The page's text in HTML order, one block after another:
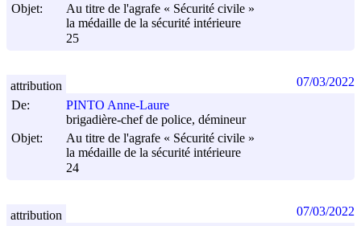
Objet:
Au titre de l'agrafe « Sécurité civile »
la médaille de la sécurité intérieure
25
De:
PINTO Anne-Laure
brigadière-chef de police, démineur
Objet:
Au titre de l'agrafe « Sécurité civile »
la médaille de la sécurité intérieure
24
attribution 07/03/2022
attribution 07/03/2022